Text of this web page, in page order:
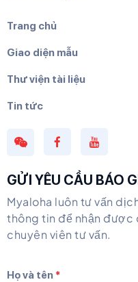
Trang chủ
Giao diện mẫu
Thư viện tài liệu
Tin tức
GỬI YÊU CẦU BÁO
Myaloha luôn tư vấn
thông tin để nhận
chuyên viên tư vấn.
Họ và tên *